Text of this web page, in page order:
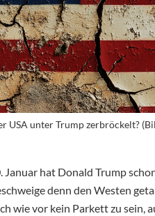
USA unter Trump zerbröckelt?
hat Donald Trump
denn den Westen
wie vor kein Parkett zu sein,